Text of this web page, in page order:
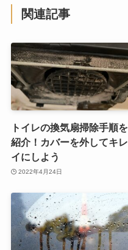
関連記事
トイレの換気扇掃除手順を
紹介！カバーを外してキレ
イにしよう
2022年4月24日